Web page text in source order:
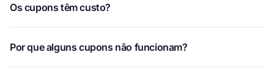
Os cupons têm custo?
Por que alguns cupons não funcionam?